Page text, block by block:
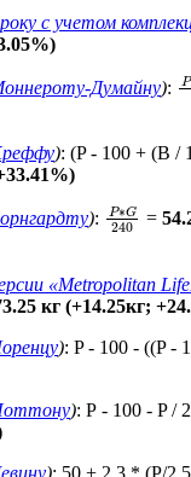
c учетом
Думайну): P−
): (P - 100 + (B /
): P∗G 240
=
«Metropolitan
кг (+14.25кг;
): P - 100 - ((P -
): Р - 100 - P /